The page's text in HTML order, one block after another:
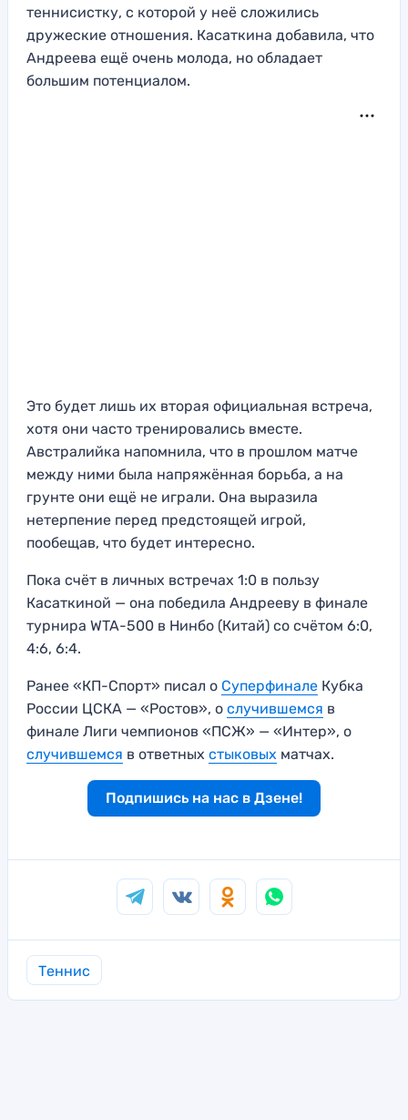
теннисистку, с которой у неё сложились
дружеские отношения. Касаткина добавила, что
Андреева ещё очень молода, но обладает
большим потенциалом.
Это будет лишь их вторая официальная встреча,
хотя они часто тренировались вместе.
Австралийка напомнила, что в прошлом матче
между ними была напряжённая борьба, а на
грунте они ещё не играли. Она выразила
нетерпение перед предстоящей игрой,
пообещав, что будет интересно.
Пока счёт в личных встречах 1:0 в пользу
Касаткиной — она победила Андрееву в финале
турнира WTA-500 в Нинбо (Китай) со счётом 6:0,
4:6, 6:4.
Ранее «КП-Спорт» писал о Суперфинале Кубка
России ЦСКА — «Ростов», о случившемся в
финале Лиги чемпионов «ПСЖ» — «Интер», о
случившемся в ответных стыковых матчах.
Подпишись на нас в Дзене!
Теннис